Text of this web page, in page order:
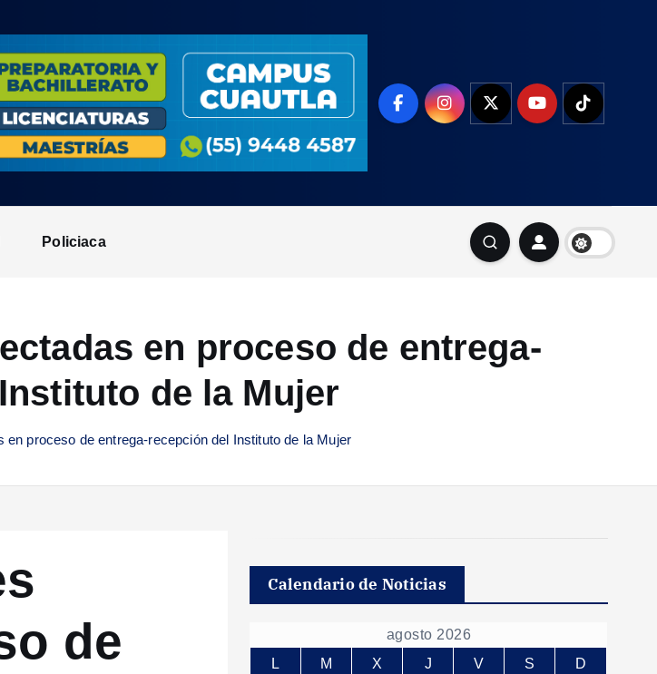
Policiaca
en proceso de entrega-
de la Mujer
en proceso de entrega-recepción del Instituto de la Mujer
de
Calendario de Noticias
agosto 2026
L
M X J V S D